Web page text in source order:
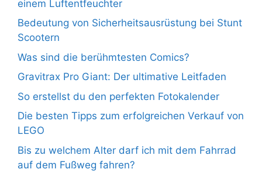
einem Luftentfeuchter
Bedeutung von Sicherheitsausrüstung bei Stunt
Scootern
Was sind die berühmtesten Comics?
Gravitrax Pro Giant: Der ultimative Leitfaden
So erstellst du den perfekten Fotokalender
Die besten Tipps zum erfolgreichen Verkauf von
LEGO
Bis zu welchem Alter darf ich mit dem Fahrrad
auf dem Fußweg fahren?